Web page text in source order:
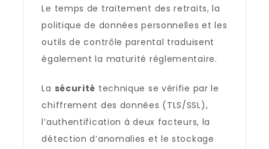
Le temps de traitement des retraits, la
politique de données personnelles et les
outils de contrôle parental traduisent
également la maturité réglementaire.
La sécurité technique se vérifie par le
chiffrement des données (TLS/SSL),
l’authentification à deux facteurs, la
détection d’anomalies et le stockage